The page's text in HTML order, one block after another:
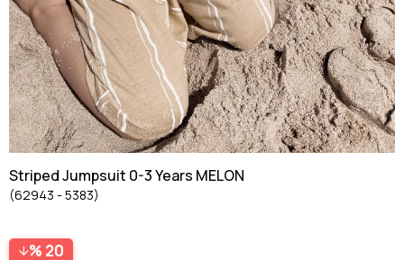
Striped Jumpsuit 0-3 Years MELON
(62943 - 5383)
20